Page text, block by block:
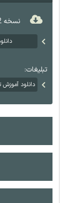
نسخه v7.23.2
تبلیغات:
دانلود